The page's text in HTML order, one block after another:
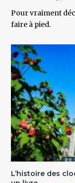
Pour vraiment
faire à pied.
L’histoire des